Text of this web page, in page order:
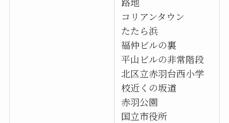
コリアンタウン
たたら浜
福仲ビルの裏
平山ビルの非常階段
北区立赤羽台西小学
校近くの坂道
赤羽公園
国立市役所